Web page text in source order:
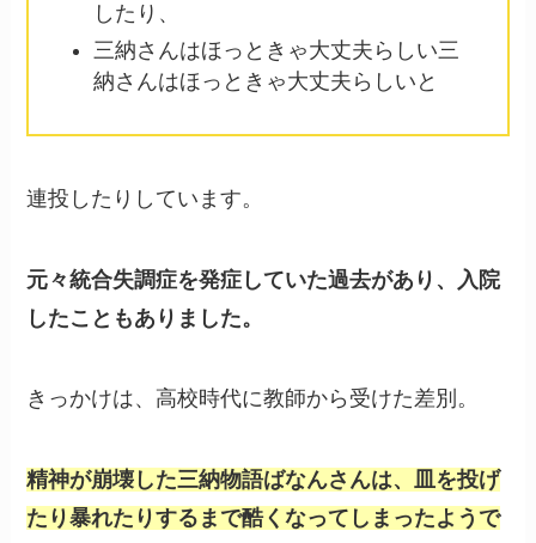
したり、
三納さんはほっときゃ大丈夫らしい三
納さんはほっときゃ大丈夫らしいと
連投したりしています。
元々統合失調症を発症していた過去があり、入院
したこともありました。
きっかけは、高校時代に教師から受けた差別。
精神が崩壊した三納物語ばなんさんは、皿を投げ
たり暴れたりするまで酷くなってしまったようで